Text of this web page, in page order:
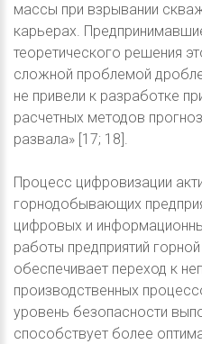
массы при взрывании
карьерах.
теоретического решения
сложной проблемой
не привели к разработке
расчетных методов
развала» [17; 18].
Процесс цифровизации
горнодобывающих
цифровых и
работы предприятий
обеспечивает переход к
производственных
уровень безопасности
способствует более